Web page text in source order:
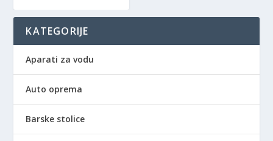
KATEGORIJE
Aparati za vodu
Auto oprema
Barske stolice